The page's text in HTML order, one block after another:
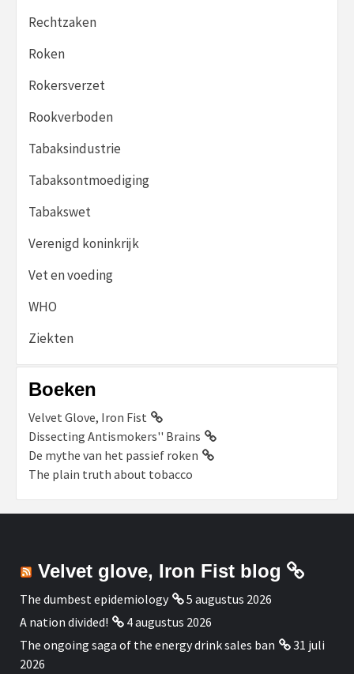
Rechtzaken
Roken
Rokersverzet
Rookverboden
Tabaksindustrie
Tabaksontmoediging
Tabakswet
Verenigd koninkrijk
Vet en voeding
WHO
Ziekten
Boeken
Velvet Glove, Iron Fist
Dissecting Antismokers'' Brains
De mythe van het passief roken
The plain truth about tobacco
Velvet glove, Iron Fist blog
The dumbest epidemiology
5 augustus 2026
A nation divided!
4 augustus 2026
The ongoing saga of the energy drink sales ban
31 juli
2026